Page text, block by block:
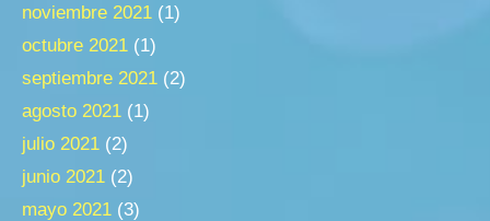
noviembre 2021 (1)
octubre 2021 (1)
septiembre 2021 (2)
agosto 2021 (1)
julio 2021 (2)
junio 2021 (2)
mayo 2021 (3)